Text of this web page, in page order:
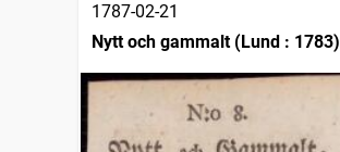
1787-02-21
Nytt och gammalt (Lund : 1783)